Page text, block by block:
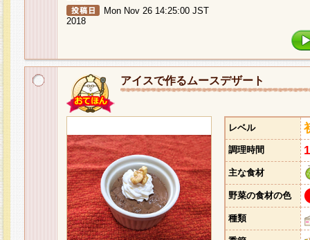
Mon Nov 26 14:25:00 JST
2018
アイスで作るムースデザート
レベル
調理時間
主な食材
野菜の食材の色
種類